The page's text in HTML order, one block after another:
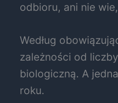
odbioru, ani nie
Według
zależności od
biologiczną. A
roku.